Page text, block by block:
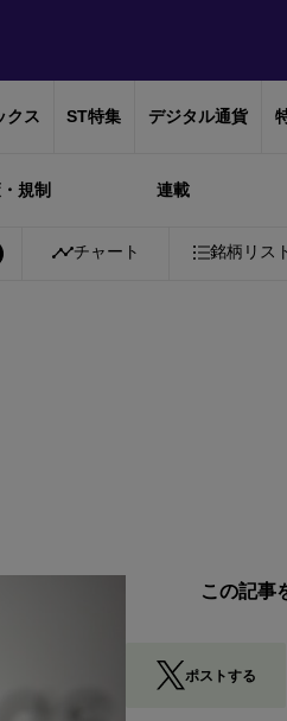
クス ST特集 デジタル通貨
規制 連載
Bitcoin ￥10,216,314+0.14%
チャート 銘柄リス
この記事
ポストする